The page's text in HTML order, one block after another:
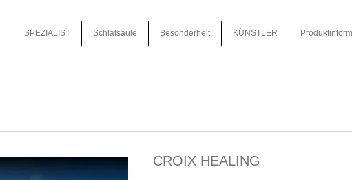
SPEZIALIST Schlafsäule Besonderheit KÜNSTLER
CROIX HEALING